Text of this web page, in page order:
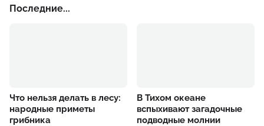
Последние...
Что нельзя делать в лесу:
народные приметы
грибника
В Тихом океане
вспыхивают загадочные
подводные молнии